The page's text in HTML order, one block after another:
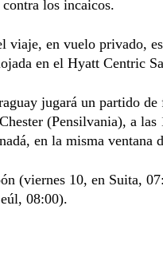
los incaicos.
viaje, en vuelo privado,
en el Hyatt Centric
jugará un partido de
(Pensilvania), a las
en la misma ventana
(viernes 10, en Suita,
08:00).